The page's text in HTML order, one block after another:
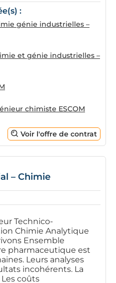
:
génie industrielles –
et génie industrielles –
chimiste ESCOM
Voir l'offre de contrat
– Chimie
Technico-
Chimie Analytique
Ensemble
pharmaceutique est
Leurs analyses
incohérents. La
coûts